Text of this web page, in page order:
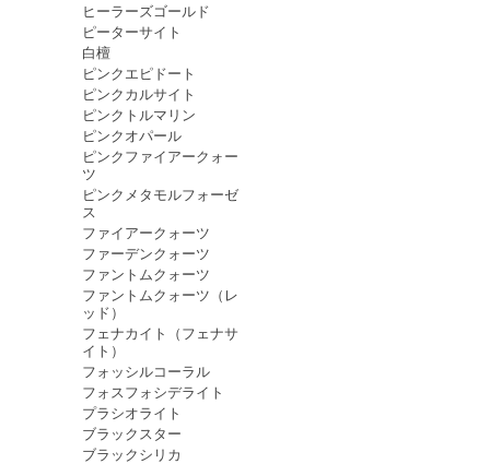
ヒーラーズゴールド
ピーターサイト
白檀
ピンクエピドート
ピンクカルサイト
ピンクトルマリン
ピンクオパール
ピンクファイアークォー
ツ
ピンクメタモルフォーゼ
ス
ファイアークォーツ
ファーデンクォーツ
ファントムクォーツ
ファントムクォーツ（レ
ッド）
フェナカイト（フェナサ
イト）
フォッシルコーラル
フォスフォシデライト
プラシオライト
ブラックスター
ブラックシリカ